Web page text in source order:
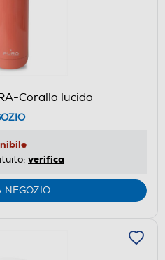
Corallo lucido
verifica
NEGOZIO